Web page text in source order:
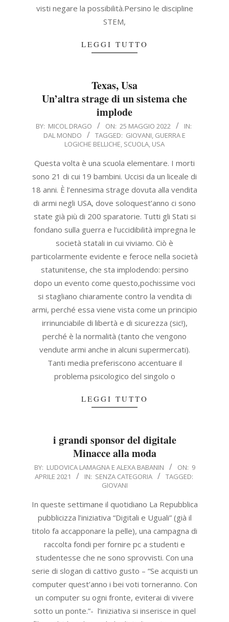
visti negare la possibilità.Persino le discipline
STEM,
LEGGI TUTTO
Texas, Usa
Un’altra strage di un sistema che
implode
2022-
BY: MICOL DRAGO ON: 25 MAGGIO 2022
IN:
DAL MONDO
TAGGED: GIOVANI, GUERRA E
LOGICHE BELLICHE, SCUOLA, USA
Questa volta è una scuola elementare. I morti
sono 21 di cui 19 bambini. Uccisi da un liceale di
18 anni. È l’ennesima strage dovuta alla vendita
di armi negli USA, dove soloquest’anno ci sono
state già più di 200 sparatorie. Tutti gli Stati si
fondano sulla guerra e l’uccidibilità impregna le
società statali in cui viviamo. Ciò è
particolarmente evidente e feroce nella società
statunitense, che sta implodendo: persino
dopo un evento come questo,pochissime voci
si stagliano chiaramente contro la vendita di
armi, perché essa viene vista come un principio
irrinunciabile di libertà e di sicurezza (sic!),
perché è la normalità (tanto che vengono
vendute armi anche in alcuni supermercati).
Tanti media preferiscono accentuare il
problema psicologico del singolo o
LEGGI TUTTO
i grandi sponsor del digitale
Minacce alla moda
2021-
04-
BY: LUDOVICA LAMAGNA E ALEXA BABANIN ON: 9
APRILE 2021
IN: SENZA CATEGORIA
TAGGED:
GIOVANI
In queste settimane il quotidiano La Repubblica
pubblicizza l’iniziativa “Digitali e Uguali” (già il
titolo fa accapponare la pelle), una campagna di
raccolta fondi per fornire pc a studenti e
studentesse che ne sono sprovvisti. Con una
serie di slogan di cattivo gusto – “Se acquisti un
computer quest’anno i bei voti torneranno. Con
un computer su ogni fronte, eviterai di vivere
sotto un ponte.”- l’iniziativa si inserisce in quel